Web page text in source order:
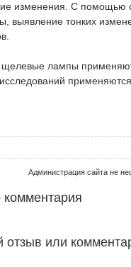
изменения. С
выявление тонких
щелевые лампы
Администрация сайта не
комментария
отзыв или